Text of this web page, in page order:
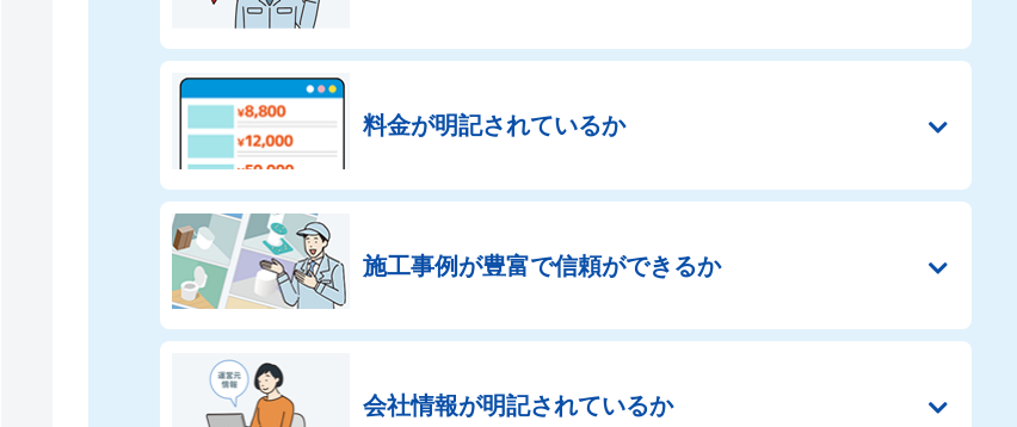
料金が明記されているか
施工事例が豊富で信頼ができるか
会社情報が明記されているか